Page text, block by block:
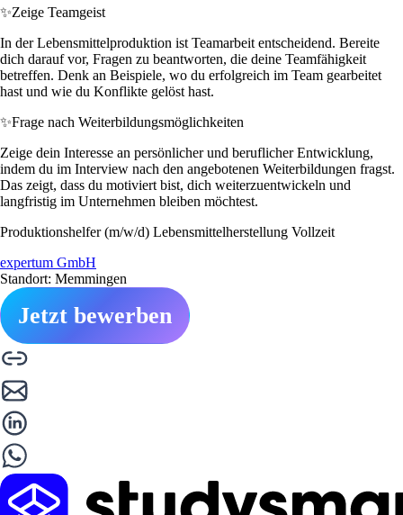
✨Zeige Teamgeist
In der Lebensmittelproduktion ist Teamarbeit entscheidend. Bereite
dich darauf vor, Fragen zu beantworten, die deine Teamfähigkeit
betreffen. Denk an Beispiele, wo du erfolgreich im Team gearbeitet
hast und wie du Konflikte gelöst hast.
✨Frage nach Weiterbildungsmöglichkeiten
Zeige dein Interesse an persönlicher und beruflicher Entwicklung,
indem du im Interview nach den angebotenen Weiterbildungen fragst.
Das zeigt, dass du motiviert bist, dich weiterzuentwickeln und
langfristig im Unternehmen bleiben möchtest.
Produktionshelfer (m/w/d) Lebensmittelherstellung Vollzeit
expertum GmbH
Standort: Memmingen
Jetzt bewerben